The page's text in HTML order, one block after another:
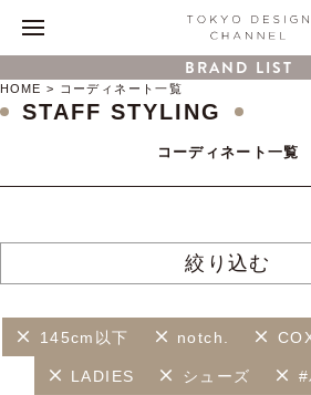
BRAND LIST
HOME コーディネート一覧
STAFF STYLING
コーディネート一覧
絞り込む
145cm以下 notch.
LADIES シューズ #